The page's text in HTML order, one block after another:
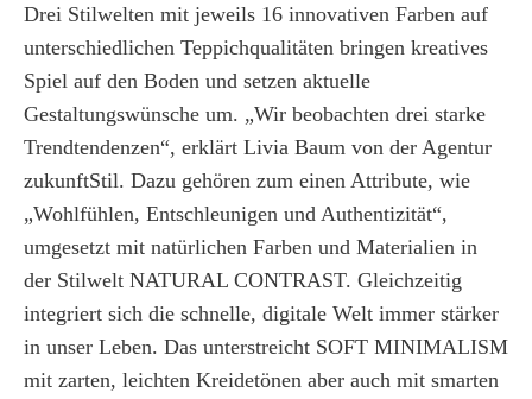
Drei Stilwelten mit jeweils 16 innovativen Farben auf
unterschiedlichen Teppichqualitäten bringen kreatives
Spiel auf den Boden und setzen aktuelle
Gestaltungswünsche um. „Wir beobachten drei starke
Trendtendenzen“, erklärt Livia Baum von der Agentur
zukunftStil. Dazu gehören zum einen Attribute, wie
„Wohlfühlen, Entschleunigen und Authentizität“,
umgesetzt mit natürlichen Farben und Materialien in
der Stilwelt NATURAL CONTRAST. Gleichzeitig
integriert sich die schnelle, digitale Welt immer stärker
in unser Leben. Das unterstreicht SOFT MINIMALISM
mit zarten, leichten Kreidetönen aber auch mit smarten